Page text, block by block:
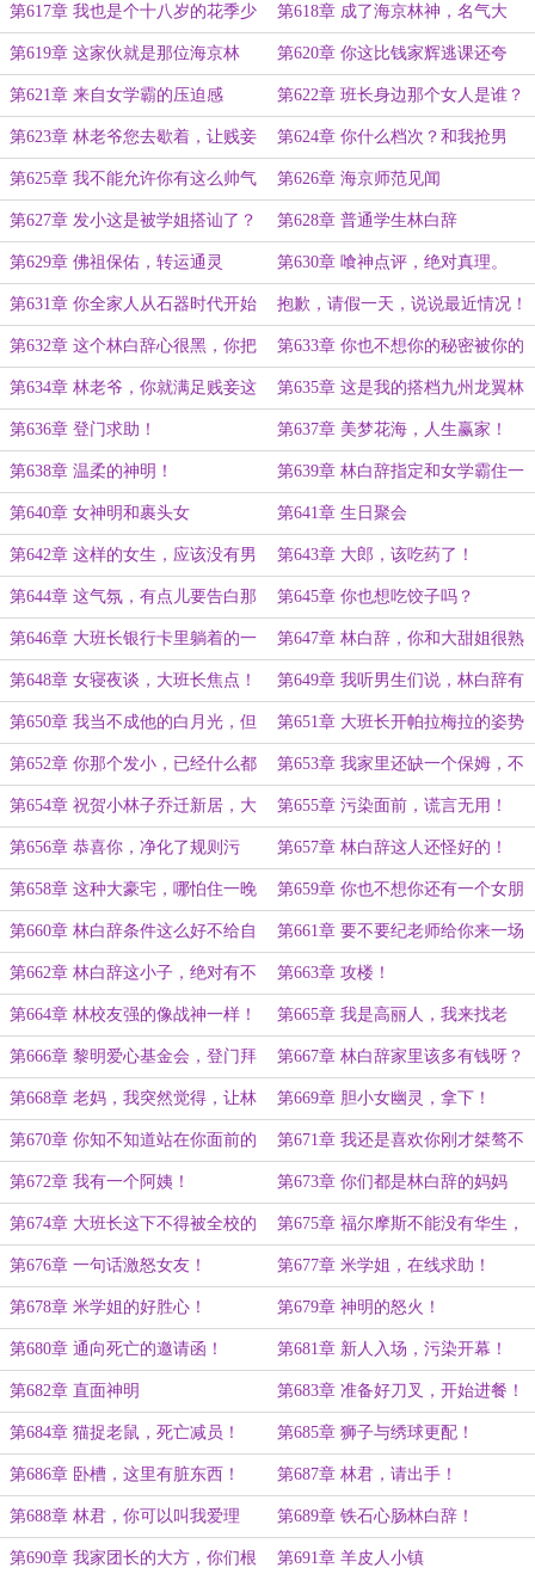
钱！
第617章 我也是个十八岁的花季少
女，秀秀恩爱，不过分吧？
第618章 成了海京林神，名气大
了，连个阿姨都不肯叫了？
第619章 这家伙就是那位海京林
神？新晋的九州龙翼？
第620章 你这比钱家辉逃课还夸
张，人家家里有矿，你家里也有吗？
第621章 来自女学霸的压迫感 第622章 班长身边那个女人是谁？
真他么漂亮呀！
第623章 林老爷您去歇着，让贱妾
来操持！
第624章 你什么档次？和我抢男
人？
第625章 我不能允许你有这么帅气
的男朋友，必须绝交！
第626章 海京师范见闻
第627章 发小这是被学姐搭讪了？ 第628章 普通学生林白辞
第629章 佛祖保佑，转运通灵 第630章 喰神点评，绝对真理。
第631章 你全家人从石器时代开始
打工，攒出来的钱都不够林神一年薪
水。
抱歉，请假一天，说说最近情况！
第632章 这个林白辞心很黑，你把
握不住的！
第633章 你也不想你的秘密被你的
发小知道吧？
第634章 林老爷，你就满足贱妾这
个小小的要求吧？
第635章 这是我的搭档九州龙翼林
白辞！
第636章 登门求助！ 第637章 美梦花海，人生赢家！
第638章 温柔的神明！ 第639章 林白辞指定和女学霸住一
起了！
第640章 女神明和裹头女 第641章 生日聚会
第642章 这样的女生，应该没有男
生不喜欢吧？
第643章 大郎，该吃药了！
第644章 这气氛，有点儿要告白那
劲儿了。
第645章 你也想吃饺子吗？
第646章 大班长银行卡里躺着的一
个亿你当是P出来的呀？
第647章 林白辞，你和大甜姐很熟
吗？
第648章 女寝夜谈，大班长焦点！ 第649章 我听男生们说，林白辞有
八块腹肌？
第650章 我当不成他的白月光，但
我可以当他的后妈！
第651章 大班长开帕拉梅拉的姿势
好帅呀！
第652章 你那个发小，已经什么都
和我说了！
第653章 我家里还缺一个保姆，不
知道阿姨有没有兴趣？
第654章 祝贺小林子乔迁新居，大
吉大利，天天吃鸡。
第655章 污染面前，谎言无用！
第656章 恭喜你，净化了规则污
染，人生丧钟！
第657章 林白辞这人还怪好的！
第658章 这种大豪宅，哪怕住一晚
也好！
第659章 你也不想你还有一个女朋
友的事情被纪心言知道吧？
第660章 林白辞条件这么好不给自
己当女婿简直太可惜了！
第661章 要不要纪老师给你来一场
秘密教学？
第662章 林白辞这小子，绝对有不
可告人的小秘密。
第663章 攻楼！
第664章 林校友强的像战神一样！ 第665章 我是高丽人，我来找老
公！
第666章 黎明爱心基金会，登门拜
访！
第667章 林白辞家里该多有钱呀？
第668章 老妈，我突然觉得，让林
白辞当我后爸也不错！
第669章 胆小女幽灵，拿下！
第670章 你知不知道站在你面前的
是海京林神，新晋的九州龙翼？
第671章 我还是喜欢你刚才桀骜不
驯的样子！
第672章 我有一个阿姨！ 第673章 你们都是林白辞的妈妈
粉！
第674章 大班长这下不得被全校的
女生抢疯咯？
第675章 福尔摩斯不能没有华生，
大侦探夏也不能没有小林子。
第676章 一句话激怒女友！ 第677章 米学姐，在线求助！
第678章 米学姐的好胜心！ 第679章 神明的怒火！
第680章 通向死亡的邀请函！ 第681章 新人入场，污染开幕！
第682章 直面神明 第683章 准备好刀叉，开始进餐！
第684章 猫捉老鼠，死亡减员！ 第685章 狮子与绣球更配！
第686章 卧槽，这里有脏东西！ 第687章 林君，请出手！
第688章 林君，你可以叫我爱理
酱！
第689章 铁石心肠林白辞！
第690章 我家团长的大方，你们根 第691章 羊皮人小镇